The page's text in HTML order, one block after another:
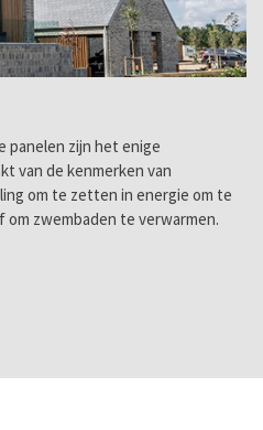
panelen zijn het enige
van de kenmerken van
om te zetten in energie om te
zwembaden te verwarmen.